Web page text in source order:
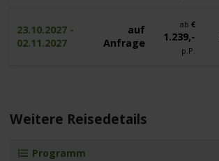
23.10.2027 -
02.11.2027
auf
Anfrage
ab€
1.239,-
p.P.
Weitere Reisedetails
Programm